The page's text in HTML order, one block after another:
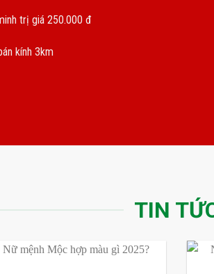
trị giá 250.000 đ
kính 3km
TIN